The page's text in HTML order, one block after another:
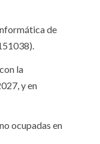
de
la
y en
ocupadas en